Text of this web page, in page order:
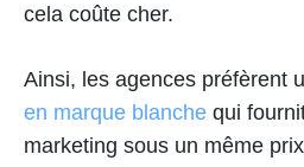
cela coûte cher.
Ainsi, les agences préfèrent
en marque blanche qui
marketing sous un même